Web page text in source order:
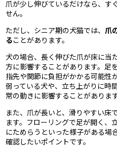
爪が少し伸びているだけなら、す
せん。
ただし、シニア期の犬猫では、 爪
ることがあります。
犬の場合、長く伸びた爪が床に当
方に影響することがあります。足
指先や関節に負担がかかる可能性
弱っている犬や、立ち上がりに時
常の動きに影響することがあります
また、爪が長いと、滑りやすい床
ます。フローリングで足が開く、
にためらうといった様子がある場
確認したいポイントです。